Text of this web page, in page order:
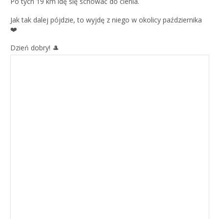
Jak tak dalej pójdzie, to wyjdę z niego w okolicy października
❤️
Dzień dobry! 🎩